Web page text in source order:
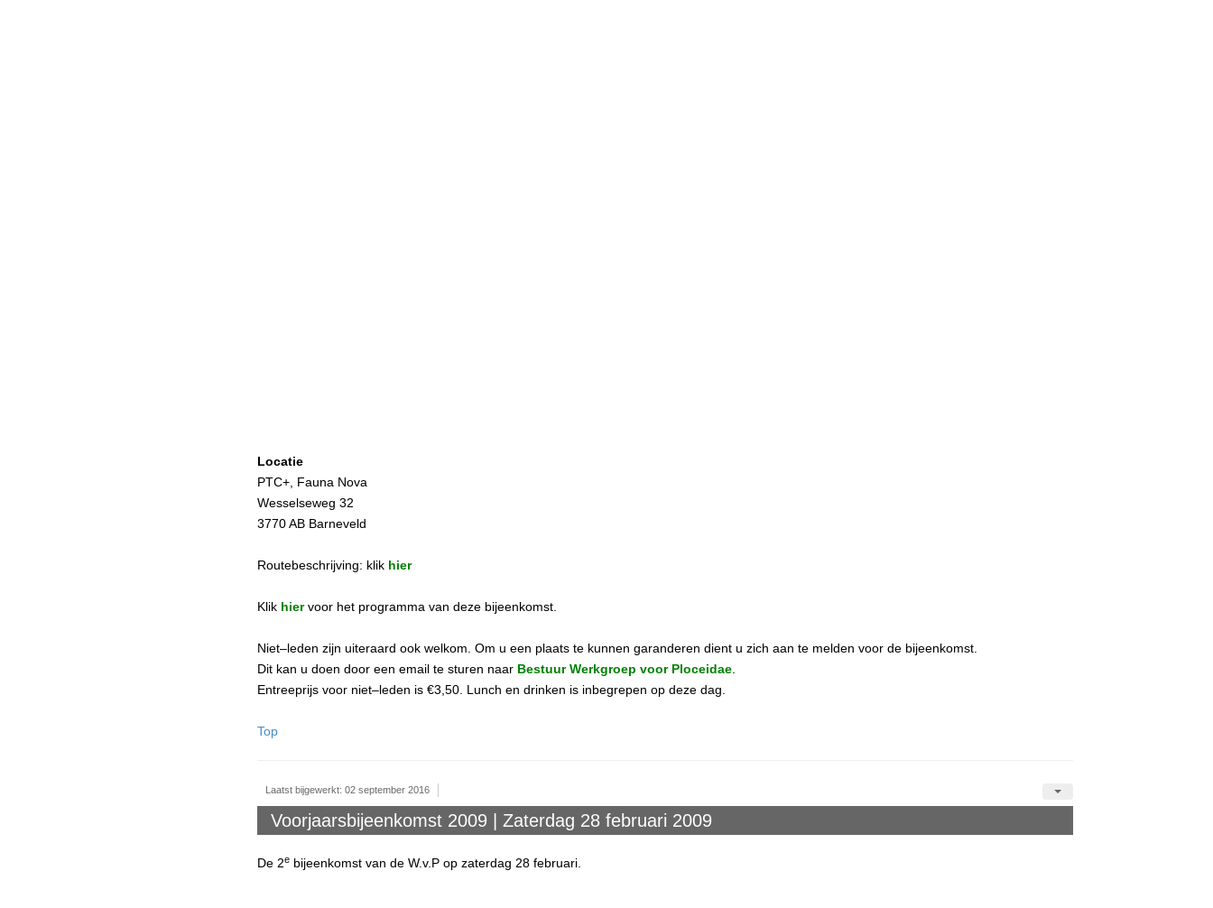
Locatie
PTC+, Fauna Nova
Wesselseweg 32
3770 AB Barneveld
Routebeschrijving: klik hier
Klik hiervoor het programma van deze bijeenkomst.
Niet–leden zijn uiteraard ook welkom. Om u een plaats te kunnen garanderen dient u zich aan te melden voor de bijeenkomst.
Dit kan u doen door een email te sturen naar Bestuur Werkgroep voor Ploceidae.
Entreeprijs voor niet–leden is €3,50. Lunch en drinken is inbegrepen op deze dag.
Top
Laatst bijgewerkt: 02 september 2016
Voorjaarsbijeenkomst 2009 | Zaterdag 28 februari 2009
De 2ebijeenkomst van de W.v.P op zaterdag 28 februari.